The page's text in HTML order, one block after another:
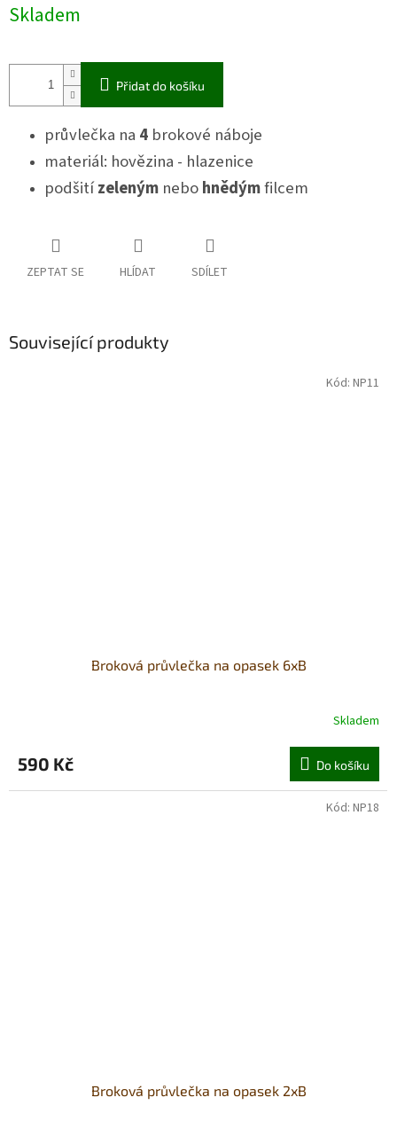
cena:
Skladem
Přidat do košíku
průvlečka na 4 brokové náboje
materiál: hovězina - hlazenice
podšitízeleným nebohnědýmfilcem
ZEPTAT SE HLÍDAT SDÍLET
Související produkty
Broková průvlečka na opasek 6xB
Skladem
590 Kč Do košíku
Kód: NP11
Broková průvlečka na opasek 2xB
Kód: NP18